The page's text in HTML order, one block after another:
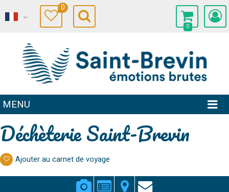
0
0
MENU
Déchèterie Saint-Brevin
Ajouter au carnet de voyage